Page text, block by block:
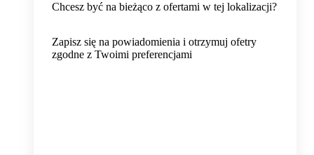
Chcesz być na bieżąco z ofertami w tej lokalizacji?
Zapisz się na powiadomienia i otrzymuj ofetry
zgodne z Twoimi preferencjami